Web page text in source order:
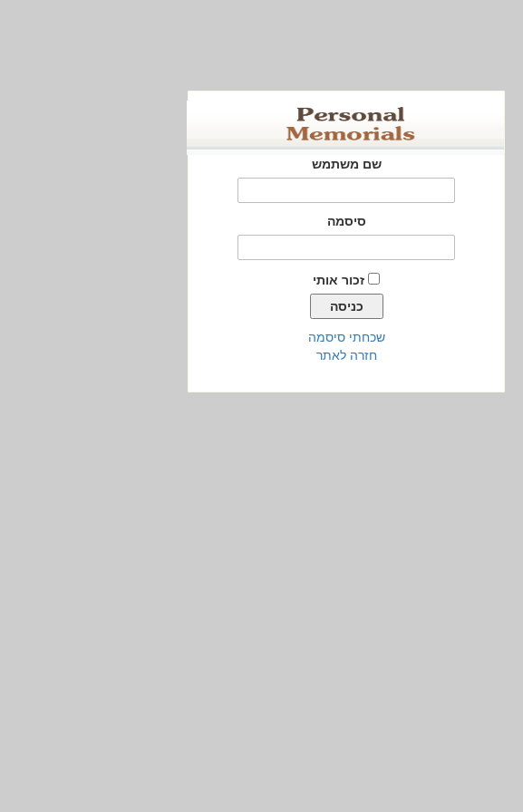
שם משתמש
סיסמה
זכור אותי
שכחתי סיסמה
חזרה לאתר